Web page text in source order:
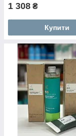
1 308 ₴
Купити